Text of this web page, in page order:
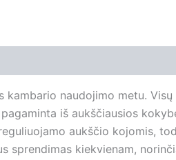
naudojimo metu.
iš aukščiausios
aukščio kojomis,
sprendimas kiekvienam,